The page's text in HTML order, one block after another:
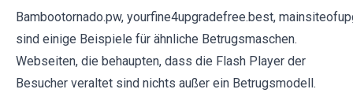
Bambootornado.pw, yourfine4upgradefree.best,
sind einige Beispiele für ähnliche Betrugsmaschen.
Webseiten, die behaupten, dass die Flash Player der
Besucher veraltet sind nichts außer ein Betrugsmodell.